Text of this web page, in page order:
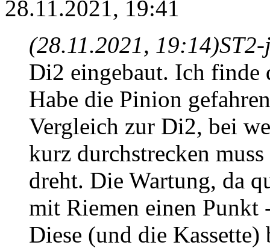
28.11.2021, 19:41
(28.11.2021, 19:14)
Di2 eingebaut. Ich
Habe die Pinion
Vergleich zur Di2, bei
kurz durchstrecken
dreht. Die Wartung, da
mit Riemen einen Punkt
Diese (und die